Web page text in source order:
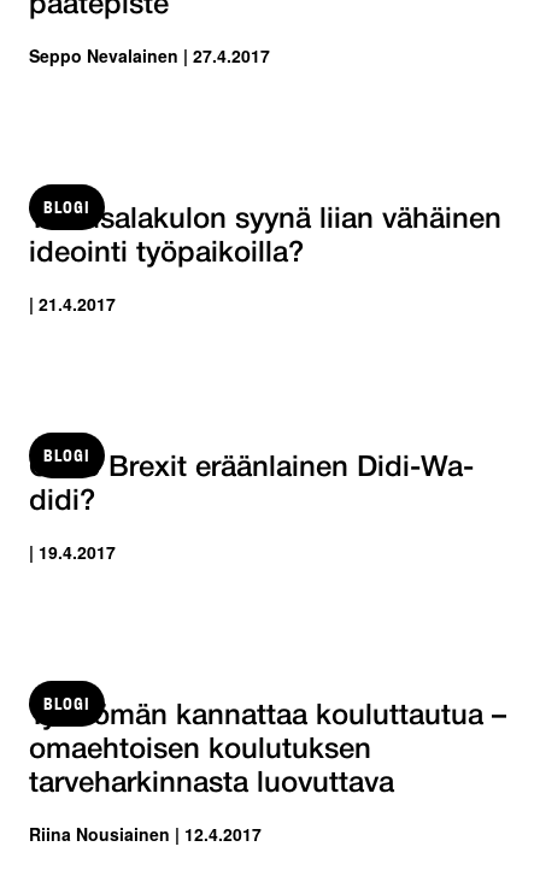
päätepiste
Seppo Nevalainen | 27.4.2017
BLOGI
Talousalakulon syynä liian vähäinen
ideointi työpaikoilla?
| 21.4.2017
BLOGI
Onko Brexit eräänlainen Didi-Wa-
didi?
| 19.4.2017
BLOGI
Työttömän kannattaa kouluttautua –
omaehtoisen koulutuksen
tarveharkinnasta luovuttava
Riina Nousiainen | 12.4.2017